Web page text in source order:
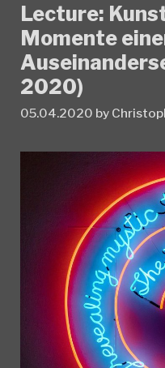
Lecture:
Momente
2020)
05.04.2020 by